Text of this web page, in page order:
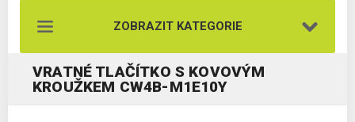
ZOBRAZIT KATEGORIE
VRATNÉ TLAČÍTKO S KOVOVÝM
KROUŽKEM CW4B-M1E10Y